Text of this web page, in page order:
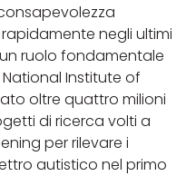
negli ultimi
ruolo fondamentale
National Institute of
oltre quattro milioni
di ricerca volti a
per rilevare i
autistico nel primo